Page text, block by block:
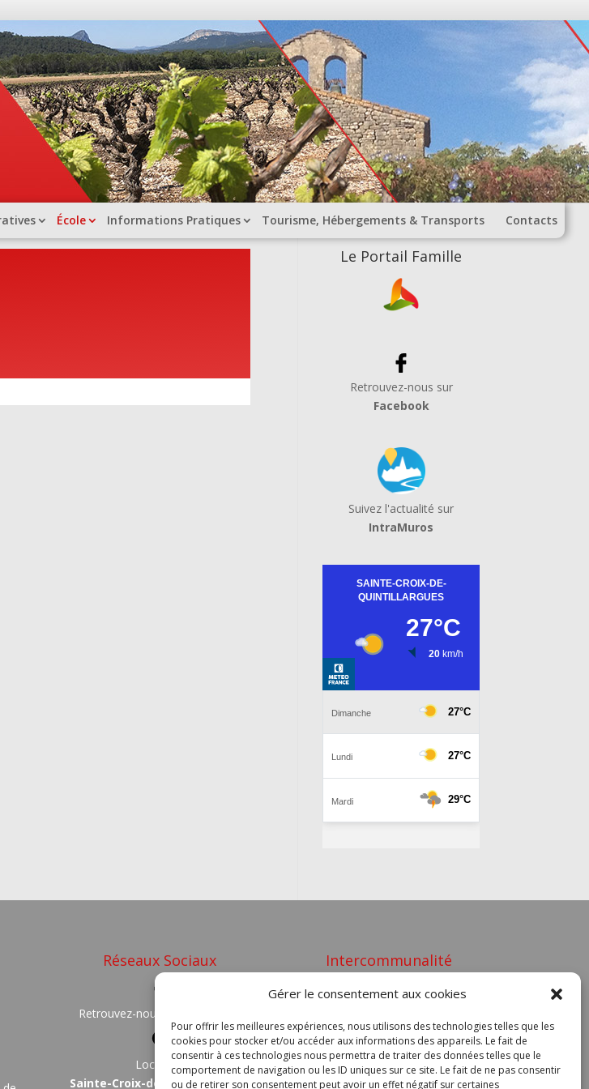
Gérer le consentement aux cookies
Pour offrir les meilleures expériences, nous utilisons des technologies telles que les
cookies pour stocker et/ou accéder aux informations des appareils. Le fait de
consentir à ces technologies nous permettra de traiter des données telles que le
comportement de navigation ou les ID uniques sur ce site. Le fait de ne pas consentir
ou de retirer son consentement peut avoir un effet négatif sur certaines
École Informations Pratiques Tourisme, Hébergements & Transports Contacts
Le Portail Famille
Retrouvez-nous sur
Facebook
Suivez l'actualité sur
IntraMuros
Réseaux Sociaux
Retrouvez-nous sur
Localisez
Sainte-Croix-de-Quintillargues
Intercommunalité
GRAND PIC SAINT LOUP